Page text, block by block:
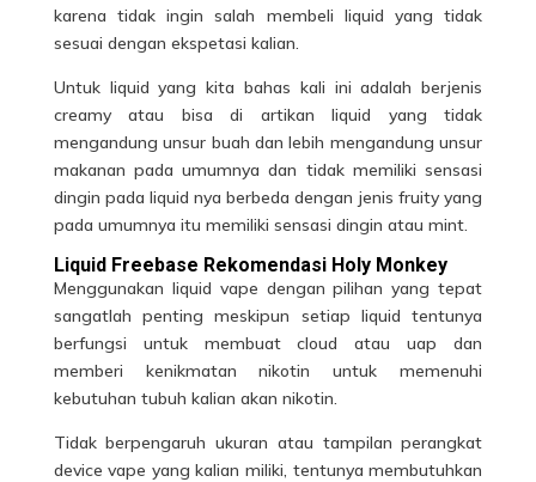
karena tidak ingin salah membeli liquid yang tidak
sesuai dengan ekspetasi kalian.
Untuk liquid yang kita bahas kali ini adalah berjenis
creamy atau bisa di artikan liquid yang tidak
mengandung unsur buah dan lebih mengandung unsur
makanan pada umumnya dan tidak memiliki sensasi
dingin pada liquid nya berbeda dengan jenis fruity yang
pada umumnya itu memiliki sensasi dingin atau mint.
Liquid Freebase Rekomendasi Holy Monkey
Menggunakan liquid vape dengan pilihan yang tepat
sangatlah penting meskipun setiap liquid tentunya
berfungsi untuk membuat cloud atau uap dan
memberi kenikmatan nikotin untuk memenuhi
kebutuhan tubuh kalian akan nikotin.
Tidak berpengaruh ukuran atau tampilan perangkat
device vape yang kalian miliki, tentunya membutuhkan